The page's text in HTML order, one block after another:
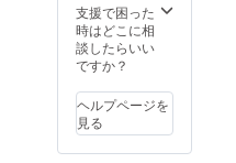
支援で困った
時はどこに相
談したらいい
ですか？
ヘルプページを
見る